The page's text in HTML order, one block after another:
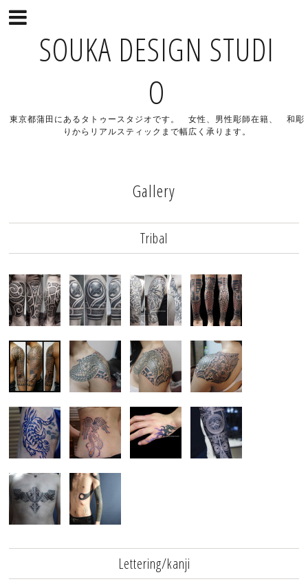
SOUKA DESIGN STUDI
O
東京都蒲田にあるタトゥースタジオです。 女性、男性彫師在籍、 和彫
りからリアルスティックまで幅広く承ります。
Gallery
Tribal
Lettering/kanji